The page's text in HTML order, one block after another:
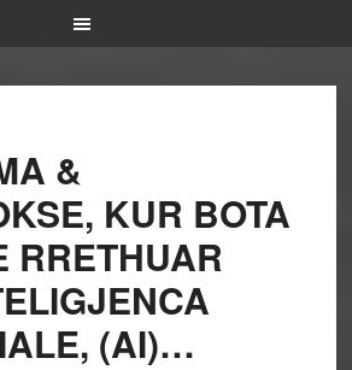
&
KUR BOTA
RRETHUAR
(AI)…